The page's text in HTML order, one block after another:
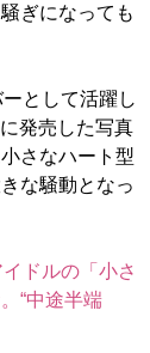
ぎになっても
として活躍し
発売した写真
さなハート型
な騒動となっ
ドルの「小さ
“中途半端